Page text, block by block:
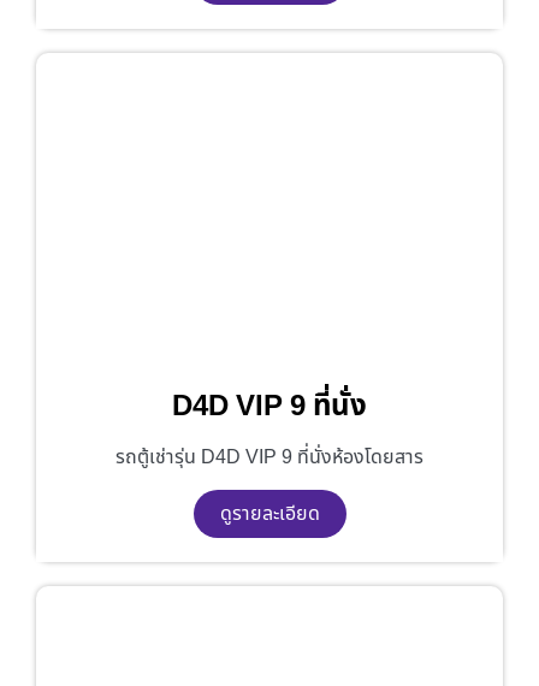
D4D VIP 9 ที่นั่ง
รถตู้เช่ารุ่น D4D VIP 9 ที่นั่งห้องโดยสาร
ดูรายละเอียด